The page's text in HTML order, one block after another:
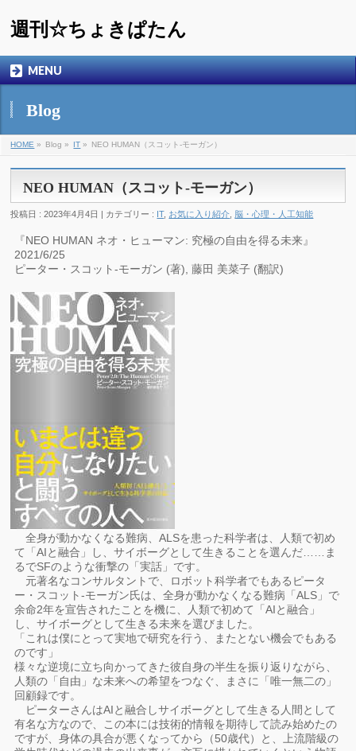
週刊☆ちょきぱたん
MENU
Blog
HOME » Blog » IT » NEO HUMAN（スコット-モーガン）
NEO HUMAN（スコット-モーガン）
投稿日 : 2023年4月4日 | カテゴリー : IT, お気に入り紹介 脳・心理・人工知能
『NEO HUMAN ネオ・ヒューマン: 究極の自由を得る未来』
2021/6/25
ピーター・スコット-モーガン (著), 藤田 美菜子 (翻訳)
全身が動かなくなる難病、ALSを患った科学者は、人類で初め
て「AIと融合」し、サイボーグとして生きることを選んだ……ま
るでSFのような衝撃の「実話」です。
元著名なコンサルタントで、ロボット科学者でもあるピータ
ー・スコット-モーガン氏は、全身が動かなくなる難病「ALS」で
余命2年を宣告されたことを機に、人類で初めて「AIと融合」
し、サイボーグとして生きる未来を選びました。
「これは僕にとって実地で研究を行う、またとない機会でもある
のです」
様々な逆境に立ち向かってきた彼自身の半生を振り返りながら、
人類の「自由」な未来への希望をつなぐ、まさに「唯一無二の」
回顧録です。
ピーターさんはAIと融合しサイボーグとして生きる人間として
有名な方なので、この本には技術的情報を期待して読み始めたの
ですが、身体の具合が悪くなってから（50歳代）と、上流階級の